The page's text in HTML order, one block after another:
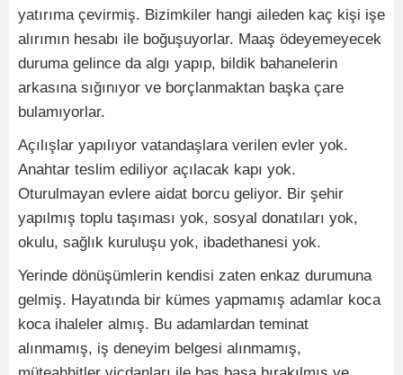
yatırıma çevirmiş. Bizimkiler hangi aileden kaç kişi işe
alırımın hesabı ile boğuşuyorlar. Maaş ödeyemeyecek
duruma gelince da algı yapıp, bildik bahanelerin
arkasına sığınıyor ve borçlanmaktan başka çare
bulamıyorlar.
Açılışlar yapılıyor vatandaşlara verilen evler yok.
Anahtar teslim ediliyor açılacak kapı yok.
Oturulmayan evlere aidat borcu geliyor. Bir şehir
yapılmış toplu taşıması yok, sosyal donatıları yok,
okulu, sağlık kuruluşu yok, ibadethanesi yok.
Yerinde dönüşümlerin kendisi zaten enkaz durumuna
gelmiş. Hayatında bir kümes yapmamış adamlar koca
koca ihaleler almış. Bu adamlardan teminat
alınmamış, iş deneyim belgesi alınmamış,